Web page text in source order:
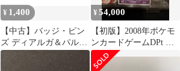
¥ 1,400
【中古】バッジ・ピン
ズ ディアルガ＆パルキ
ア ポケモンコイン柄ピ
ンズ2個セット 「ポケ
¥54,000
​【初版】2008年ポケモ
ンカードゲームDPt エ
ントリーパック 1st